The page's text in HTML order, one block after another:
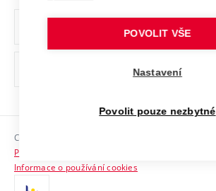
Ochrana osobních údajů
odkaz)
Sociální bezpečí
HR Award
Copyright © 2026 VUT
Prohlášení o přístupnosti
Informace o používání cookies
POVOLIT VŠE
Nastavení
Povolit pouze nezbytné